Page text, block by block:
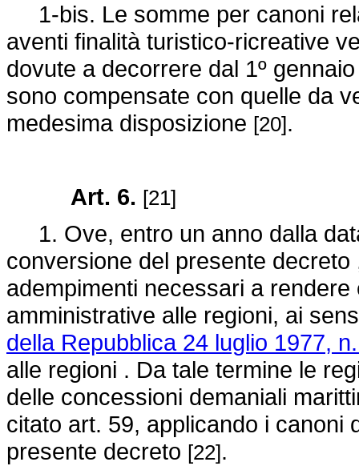
1-bis. Le somme per canoni
aventi finalità turistico-ricreative
dovute a decorrere dal 1º
sono compensate con quelle da
medesima disposizione [20].
Art. 6. [21]
1. Ove, entro un anno dalla
conversione del presente
adempimenti necessari a
amministrative alle regioni, ai
della Repubblica 24 luglio 1977,
alle regioni . Da tale termine le
delle concessioni demaniali
citato art. 59, applicando i canoni
presente decreto [22].